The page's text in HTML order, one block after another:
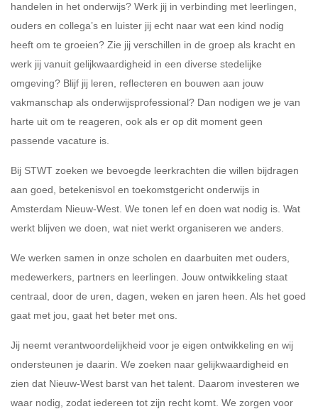
handelen in het onderwijs? Werk jij in verbinding met leerlingen,
ouders en collega’s en luister jij echt naar wat een kind nodig
heeft om te groeien? Zie jij verschillen in de groep als kracht en
werk jij vanuit gelijkwaardigheid in een diverse stedelijke
omgeving? Blijf jij leren, reflecteren en bouwen aan jouw
vakmanschap als onderwijsprofessional? Dan nodigen we je van
harte uit om te reageren, ook als er op dit moment geen
passende vacature is.
Bij STWT zoeken we bevoegde leerkrachten die willen bijdragen
aan goed, betekenisvol en toekomstgericht onderwijs in
Amsterdam Nieuw-West. We tonen lef en doen wat nodig is. Wat
werkt blijven we doen, wat niet werkt organiseren we anders.
We werken samen in onze scholen en daarbuiten met ouders,
medewerkers, partners en leerlingen. Jouw ontwikkeling staat
centraal, door de uren, dagen, weken en jaren heen. Als het goed
gaat met jou, gaat het beter met ons.
Jij neemt verantwoordelijkheid voor je eigen ontwikkeling en wij
ondersteunen je daarin. We zoeken naar gelijkwaardigheid en
zien dat Nieuw-West barst van het talent. Daarom investeren we
waar nodig, zodat iedereen tot zijn recht komt. We zorgen voor